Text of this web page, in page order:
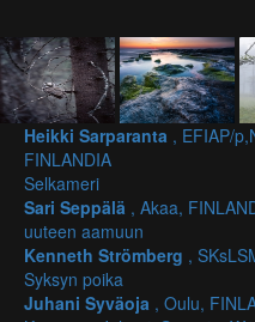
Heikki Sarparanta , EFIAP/
FINLANDIA
Selkameri
Sari Seppälä , Akaa,
uuteen aamuun
Kenneth Strömberg ,
Syksyn poika
Juhani Syväoja , Oulu,